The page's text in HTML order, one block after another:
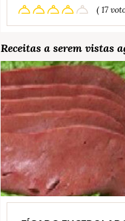
( 17
Receitas a serem vistas